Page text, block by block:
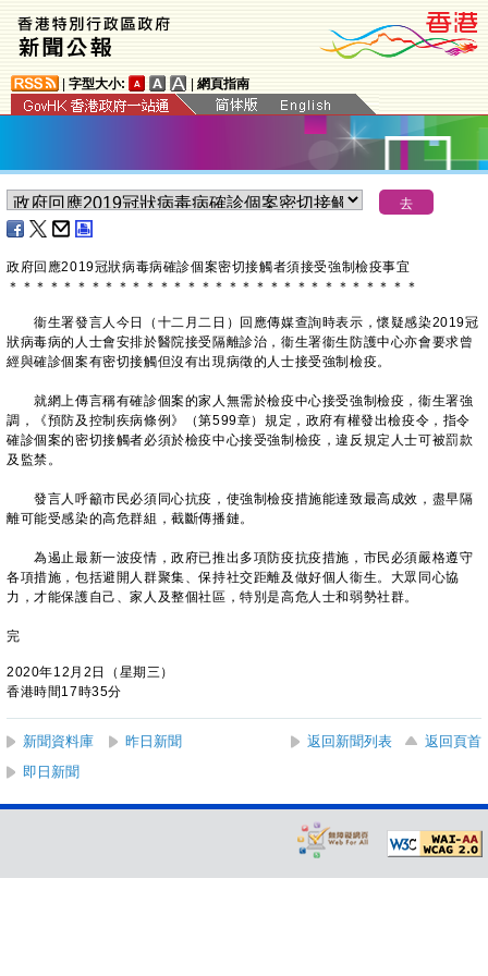
字型大小: 網頁指南
政府回應2019冠狀病毒病確診個案密切接觸者須接受強制檢疫事宜
＊ ＊ ＊ ＊ ＊ ＊ ＊ ＊ ＊ ＊ ＊ ＊ ＊ ＊ ＊ ＊ ＊ ＊ ＊ ＊ ＊ ＊ ＊ ＊ ＊ ＊ ＊ ＊ ＊ ＊
衞生署發言人今日（十二月二日）回應傳媒查詢時表示，懷疑感染2019冠
狀病毒病的人士會安排於醫院接受隔離診治，衞生署衞生防護中心亦會要求曾
經與確診個案有密切接觸但沒有出現病徵的人士接受強制檢疫。
就網上傳言稱有確診個案的家人無需於檢疫中心接受強制檢疫，衞生署強
調，《預防及控制疾病條例》（第599章）規定，政府有權發出檢疫令，指令
確診個案的密切接觸者必須於檢疫中心接受強制檢疫，違反規定人士可被罰款
及監禁。
發言人呼籲市民必須同心抗疫，使強制檢疫措施能達致最高成效，盡早隔
離可能受感染的高危群組，截斷傳播鏈。
為遏止最新一波疫情，政府已推出多項防疫抗疫措施，市民必須嚴格遵守
各項措施，包括避開人群聚集、保持社交距離及做好個人衞生。大眾同心協
力，才能保護自己、家人及整個社區，特別是高危人士和弱勢社群。
完
2020年12月2日（星期三）
香港時間17時35分
新聞資料庫 昨日新聞 返回新聞列表
返回頁首
即日新聞